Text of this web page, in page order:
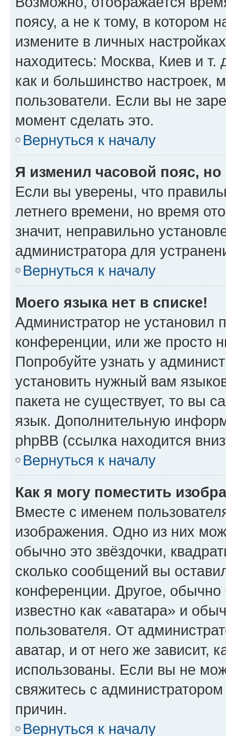
поясу, а не к тому, в котором
измените в личных
находитесь: Москва, Киев и т.
как и большинство настроек,
пользователи. Если вы не
момент сделать это.
Вернуться к началу
Я изменил часовой пояс,
Если вы уверены, что
летнего времени, но время
значит, неправильно
администратора для
Вернуться к началу
Моего языка нет в списке!
Администратор не установил
конференции, или же просто
Попробуйте узнать у
установить нужный вам
пакета не существует, то вы
язык. Дополнительную
phpBB (ссылка находится
Вернуться к началу
Как я могу поместить
Вместе с именем
изображения. Одно из них
обычно это звёздочки,
сколько сообщений вы
конференции. Другое,
известно как «аватара» и
пользователя. От
аватар, и от него же зависит,
использованы. Если вы не
свяжитесь с
причин.
Вернуться к началу